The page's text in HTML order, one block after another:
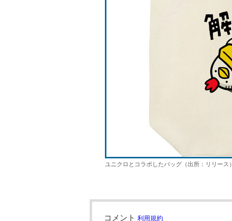
ユニクロとコラボしたバッグ（出所：リリース）